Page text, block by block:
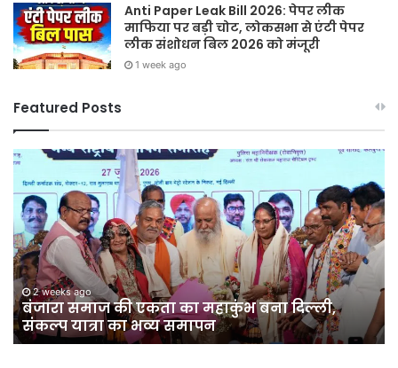
Anti Paper Leak Bill 2026: पेपर लीक
माफिया पर बड़ी चोट, लोकसभा से एंटी पेपर
लीक संशोधन बिल 2026 को मंजूरी
1 week ago
Featured Posts
भारत
छोड़ो
आंदोलन
की
नायिका
अरुणा
आसफ
अली
को
दिल्ली
कांग्रेस
1 week ago
भारत छोड़ो आंदोलन की नायिका अरुणा
को दिल्ली कांग्रेस का नमन